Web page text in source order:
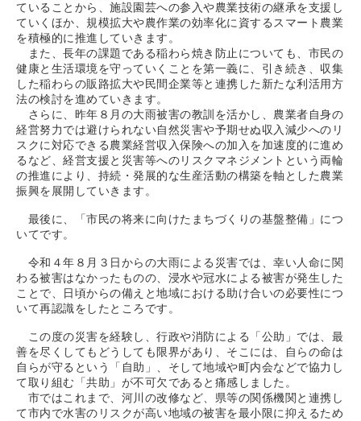
ていることから、施設園芸への参入や農業技術の継承を支援し
ていくほか、規模拡大や農作業の効率化に資するスマート農業
を積極的に推進していきます。
また、長年の課題である稲わら焼き防止についても、市民の
健康と生活環境を守っていくことを第一義に、引き続き、収集
した稲わらの販路拡大や民間企業等と連携した新たな利活用方
法の検討を進めていきます。
さらに、昨年８月の大雨被害の教訓を活かし、農業者自身の
経営努力では避けられない自然災害や予期せぬ収入減少へのリ
スクに対応できる農業経営収入保険への加入を加速度的に進め
るなど、経営支援と災害等へのリスクマネジメントという両輪
の推進により、持続・発展的な生産活動の構築を軸とした農業
振興を展開していきます。
最後に、「市民の将来に向けたまちづくりの基盤整備」につ
いてです。
令和４年８月３日からの大雨による災害では、幸い人命に関
わる被害はなかったものの、浸水や冠水による被害が発生した
ことで、日頃からの備えと地域における助け合いの必要性につ
いて再認識をしたところです。
この度の災害を経験し、行政や消防による「公助」では、最
善を尽くしてもどうしても限界があり、そこには、自らの命は
自らが守るという「自助」、そして地域や町内会などで協力し
て取り組む「共助」が不可欠であると痛感しました。
市ではこれまで、河川の改修など、県等の関係機関と連携し
て市内で水害のリスクが高い地域の被害を最小限に抑えるため